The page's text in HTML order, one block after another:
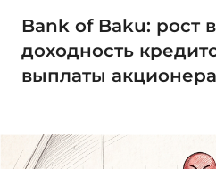
Bank of Baku: рост
доходность
выплаты